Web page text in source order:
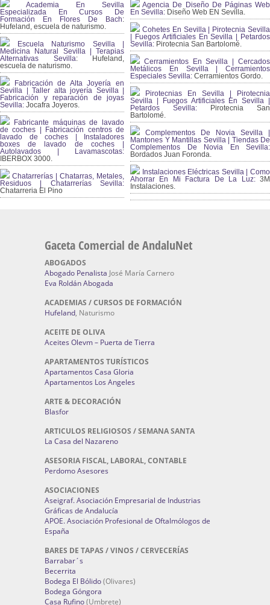
Academia En Sevilla
Especializada En Cursos De
Formación En Flores De Bach:
Hufeland, escuela de naturismo.
Escuela Naturismo Sevilla |
Medicina Natural Sevilla | Terapias
Alternativas Sevilla: Hufeland,
escuela de naturismo.
Fabricación de Alta Joyería en
Sevilla | Taller alta joyería Sevilla |
Fabricación y reparación de joyas
Sevilla: Jocafra Joyeros.
Fabricante máquinas de lavado
de coches | Fabricación centros de
lavado de coches | Instaladores
boxes de lavado de coches |
Autolavados | Lavamascotas:
IBERBOX 3000.
Chatarrerías | Chatarras, Metales,
Residuos | Chatarrerías Sevilla:
Chatarreria El Pino
Agencia De Diseño De Páginas Web
En Sevilla: Diseño Web EN Sevilla.
Cohetes En Sevilla | Pirotecnia Sevilla
| Fuegos Artificiales En Sevilla | Petardos
Sevilla: Pirotecnia San Bartolomé.
Cerramientos En Sevilla | Cercados
Metálicos En Sevilla | Cerramientos
Especiales Sevilla: Cerramientos Gordo.
Pirotecnias En Sevilla | Pirotecnia
Sevilla | Fuegos Artificiales En Sevilla |
Petardos Sevilla: Pirotecnia San
Bartolomé.
Complementos De Novia Sevilla |
Mantones Y Mantillas Sevilla | Tiendas De
Complementos De Novia En Sevilla:
Bordados Juan Foronda.
Instalaciones Eléctricas Sevilla | Como
Ahorrar En Mi Factura De La Luz:3M
Instalaciones.
Gaceta Comercial de AndaluNet
ABOGADOS
Abogado Penalista José María Carnero
Eva Roldán Abogada
ACADEMIAS / CURSOS DE FORMACIÓN
Hufeland, Naturismo
ACEITE DE OLIVA
Aceites Olevm – Puerta de Tierra
APARTAMENTOS TURÍSTICOS
Apartamentos Casa Gloria
Apartamentos Los Angeles
ARTE & DECORACIÓN
Blasfor
ARTICULOS RELIGIOSOS / SEMANA SANTA
La Casa del Nazareno
ASESORIA FISCAL, LABORAL, CONTABLE
Perdomo Asesores
ASOCIACIONES
Aseigraf. Asociación Empresarial de Industrias
Gráficas de Andalucía
APOE. Asociación Profesional de Oftalmólogos de
España
BARES DE TAPAS / VINOS / CERVECERÍAS
Barrabar´s
Becerrita
Bodega El Bólido(Olivares)
Bodega Góngora
Casa Rufino(Umbrete)